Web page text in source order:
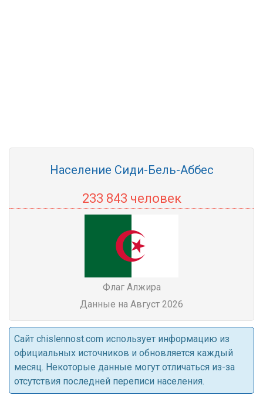
Население Сиди-Бель-Аббес
233 843 человек
Флаг Алжира
Данные на Август 2026
Cайт chislennost.com использует информацию из
официальных источников и обновляется каждый
месяц. Некоторые данные могут отличаться из-за
отсутствия последней переписи населения.